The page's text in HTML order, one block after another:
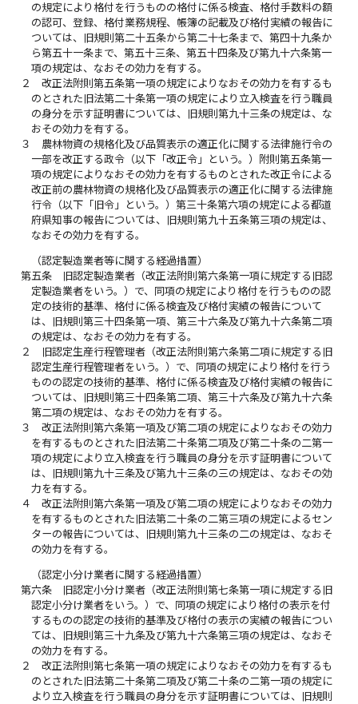
の規定により格付を行うものの格付に係る検査、格付手数料の額
の認可、登録、格付業務規程、帳簿の記載及び格付実績の報告に
ついては、旧規則第二十五条から第二十七条まで、第四十九条か
ら第五十一条まで、第五十三条、第五十四条及び第九十六条第一
項の規定は、なおその効力を有する。
２
改正法附則第五条第一項の規定によりなおその効力を有するも
のとされた旧法第二十条第一項の規定により立入検査を行う職員
の身分を示す証明書については、旧規則第九十三条の規定は、な
おその効力を有する。
３
農林物資の規格化及び品質表示の適正化に関する法律施行令の
一部を改正する政令（以下「改正令」という。）附則第五条第一
項の規定によりなおその効力を有するものとされた改正令による
改正前の農林物資の規格化及び品質表示の適正化に関する法律施
行令（以下「旧令」という。）第三十条第六項の規定による都道
府県知事の報告については、旧規則第九十五条第三項の規定は、
なおその効力を有する。
（認定製造業者等に関する経過措置）
第五条
旧認定製造業者（改正法附則第六条第一項に規定する旧認
定製造業者をいう。）で、同項の規定により格付を行うものの認
定の技術的基準、格付に係る検査及び格付実績の報告について
は、旧規則第三十四条第一項、第三十六条及び第九十六条第二項
の規定は、なおその効力を有する。
２
旧認定生産行程管理者（改正法附則第六条第二項に規定する旧
認定生産行程管理者をいう。）で、同項の規定により格付を行う
ものの認定の技術的基準、格付に係る検査及び格付実績の報告に
ついては、旧規則第三十四条第二項、第三十六条及び第九十六条
第二項の規定は、なおその効力を有する。
３
改正法附則第六条第一項及び第二項の規定によりなおその効力
を有するものとされた旧法第二十条第二項及び第二十条の二第一
項の規定により立入検査を行う職員の身分を示す証明書について
は、旧規則第九十三条及び第九十三条の三の規定は、なおその効
力を有する。
４
改正法附則第六条第一項及び第二項の規定によりなおその効力
を有するものとされた旧法第二十条の二第三項の規定によるセン
ターの報告については、旧規則第九十三条の二の規定は、なおそ
の効力を有する。
（認定小分け業者に関する経過措置）
第六条
旧認定小分け業者（改正法附則第七条第一項に規定する旧
認定小分け業者をいう。）で、同項の規定により格付の表示を付
するものの認定の技術的基準及び格付の表示の実績の報告につい
ては、旧規則第三十九条及び第九十六条第三項の規定は、なおそ
の効力を有する。
２
改正法附則第七条第一項の規定によりなおその効力を有するも
のとされた旧法第二十条第二項及び第二十条の二第一項の規定に
より立入検査を行う職員の身分を示す証明書については、旧規則